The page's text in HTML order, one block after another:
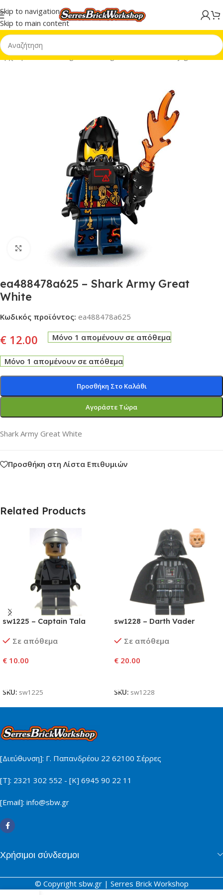
Skip to navigation
Skip to main content
Αρχική σελίδα/Minifigures/Minifigures CMF/CMF Ninjago Movie
Click to enlarge
ea488478a625 – Shark Army Great
White
Κωδικός προϊόντος: ea488478a625
€ 12.00 Μόνο 1 απομένουν σε απόθεμα
Μόνο 1 απομένουν σε απόθεμα
Προσθήκη Στο Καλάθι
Αγοράστε Τώρα
Shark Army Great White
Προσθήκη στη Λίστα Επιθυμιών
Related Products
sw1225 – Captain Tala
Σε απόθεμα
€ 10.00
SKU: sw1225
sw1228 – Darth Vader
Σε απόθεμα
€ 20.00
SKU: sw1228
[Διεύθυνση]: Γ. Παπανδρέου 22 62100 Σέρρες
[Τ]: 2321 302 552 - [Κ] 6945 90 22 11
[Email]: info@sbw.gr
Χρήσιμοι σύνδεσμοι
© Copyright sbw.gr | Serres Brick Workshop